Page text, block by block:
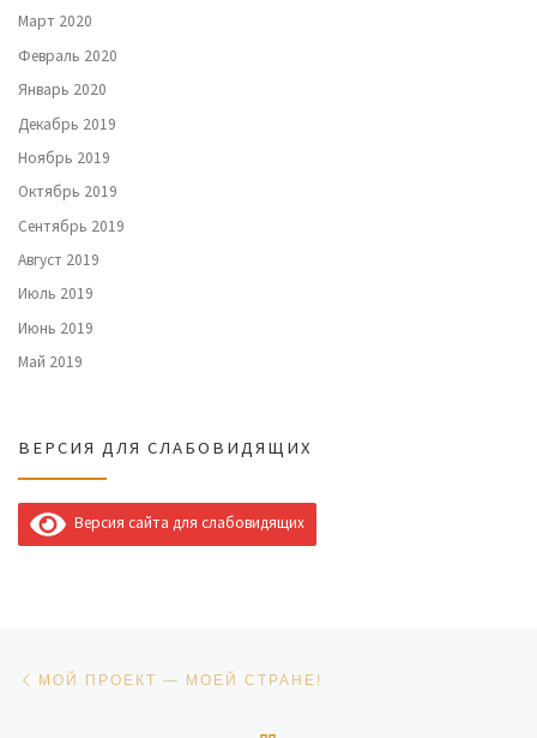
Март 2020
Февраль 2020
Январь 2020
Декабрь 2019
Ноябрь 2019
Октябрь 2019
Сентябрь 2019
Август 2019
Июль 2019
Июнь 2019
Май 2019
ВЕРСИЯ ДЛЯ СЛАБОВИДЯЩИХ
Версия сайта для слабовидящих
Навигация по записям
МОЙ ПРОЕКТ — МОЕЙ СТРАНЕ!